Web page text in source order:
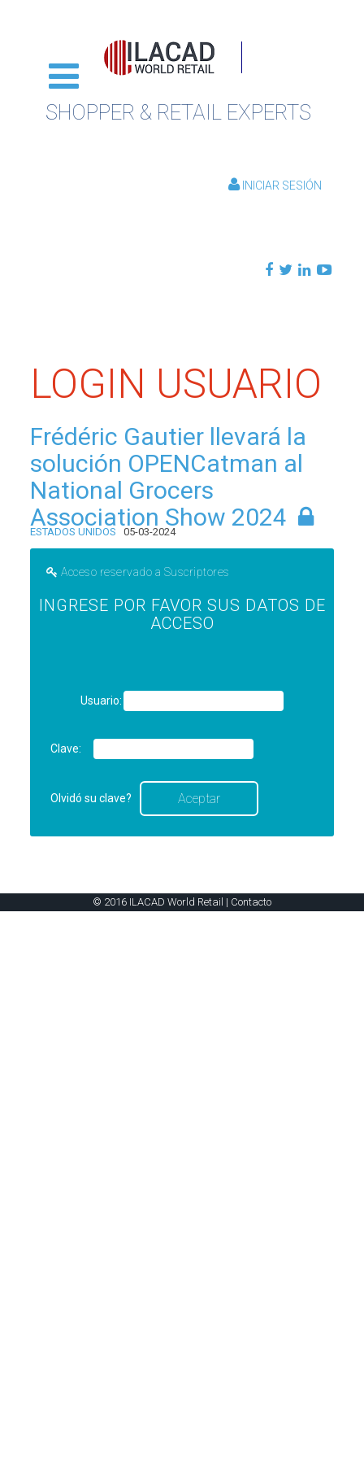
SHOPPER & RETAIL EXPERTS
INICIAR SESIÓN
LOGIN USUARIO
Frédéric Gautier llevará la
solución OPENCatman al
National Grocers
Association Show 2024
ESTADOS UNIDOS 05-03-2024
Acceso reservado a Suscriptores
INGRESE POR FAVOR SUS DATOS DE
ACCESO
Usuario:
Clave:
Olvidó su clave?
© 2016 ILACAD World Retail | Contacto